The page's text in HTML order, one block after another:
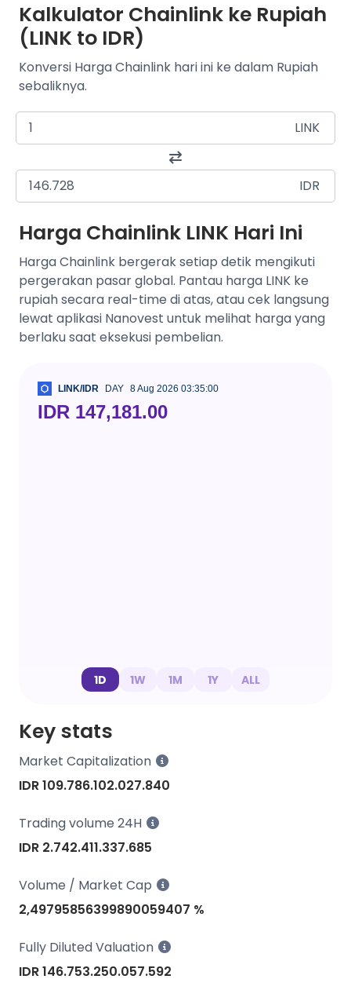
Kalkulator Chainlink ke Rupiah
(LINK to IDR)
Konversi Harga Chainlink hari ini ke dalam Rupiah
sebaliknya.
LINK
IDR
Harga Chainlink LINK Hari Ini
Harga Chainlink bergerak setiap detik mengikuti
pergerakan pasar global. Pantau harga LINK ke
rupiah secara real-time di atas, atau cek langsung
lewat aplikasi Nanovest untuk melihat harga yang
berlaku saat eksekusi pembelian.
LINK/IDR DAY 8 Aug 2026 03:35:00
IDR 147,181.00
1D 1W 1M 1Y ALL
Key stats
Market Capitalization
IDR 109.786.102.027.840
Trading volume 24H
IDR 2.742.411.337.685
Volume / Market Cap
2,49795856399890059407 %
Fully Diluted Valuation
IDR 146.753.250.057.592